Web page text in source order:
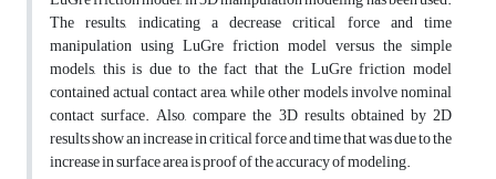
The results, indicating a decrease critical force and time
manipulation using LuGre friction model versus the simple
models, this is due to the fact that the LuGre friction model
contained actual contact area, while other models involve nominal
contact surface. Also, compare the 3D results obtained by 2D
results show an increase in critical force and time that was due to the
increase in surface area is proof of the accuracy of modeling.